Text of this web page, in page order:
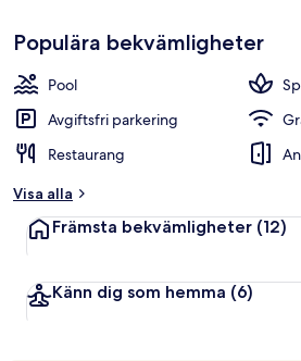
b
r
e
n
Populära bekvämligheter
Pool
Avgiftsfri parkering
Restaurang
Visa alla
Främsta bekvämligheter (12)
Känn dig som hemma (6)